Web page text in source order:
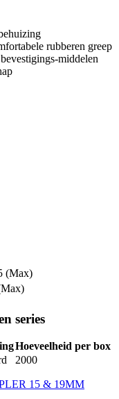
rubberen greep
middelen
(Max)
series
Hoeveelheid per box
2000